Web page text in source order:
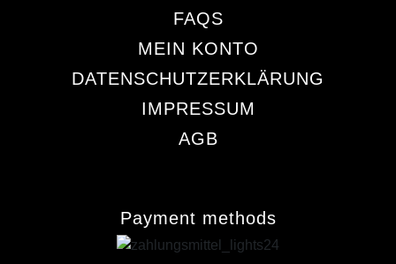
FAQS
MEIN KONTO
DATENSCHUTZERKLÄRUNG
IMPRESSUM
AGB
Payment methods